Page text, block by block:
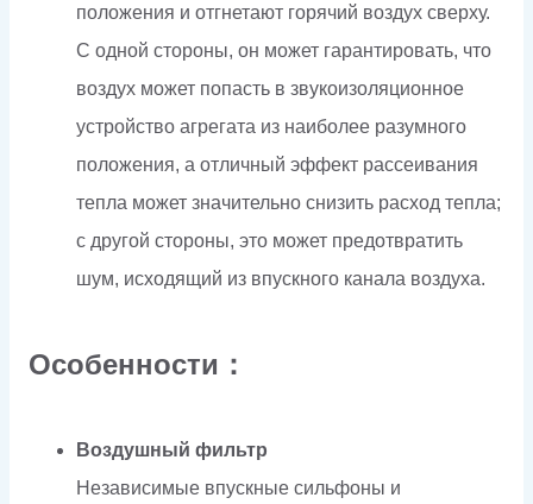
положения и отгнетают горячий воздух сверху.
С одной стороны, он может гарантировать, что
воздух может попасть в звукоизоляционное
устройство агрегата из наиболее разумного
положения, а отличный эффект рассеивания
тепла может значительно снизить расход тепла;
с другой стороны, это может предотвратить
шум, исходящий из впускного канала воздуха.
Особенности：
Воздушный фильтр
Независимые впускные сильфоны и